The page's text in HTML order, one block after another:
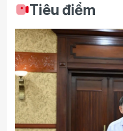
Tiêu điểm